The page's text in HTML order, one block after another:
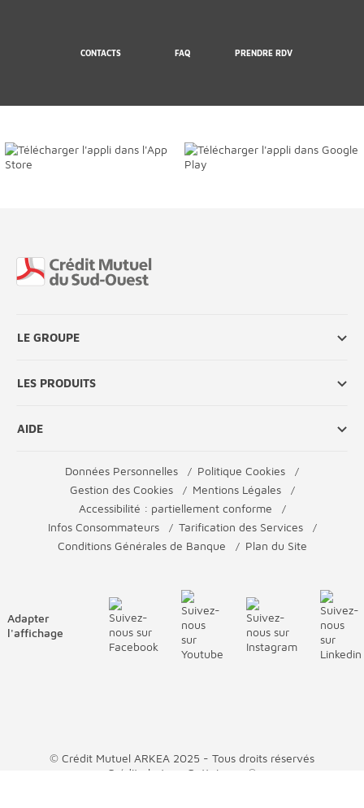
CONTACTS FAQ PRENDRE RDV
LE GROUPE
LES PRODUITS
AIDE
Données Personnelles
Politique Cookies
Gestion des Cookies
Mentions Légales
Accessibilité : partiellement conforme
Infos Consommateurs
Tarification des Services
Conditions Générales de Banque
Plan du Site
Adapter
l'affichage
© Crédit Mutuel ARKEA 2025 - Tous droits réservés
Crédit photos : GettyImage©
Fin de page